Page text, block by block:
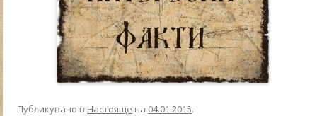
Публикувано в Настояще на 04.01.2015.